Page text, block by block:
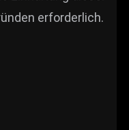
erforderlich.